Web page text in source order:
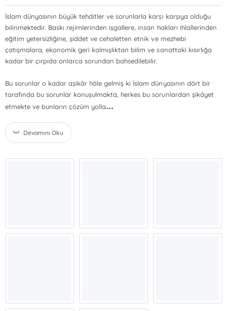
İslam dünyasının büyük tehditler ve sorunlarla karşı karşıya olduğu
bilinmektedir. Baskı rejimlerinden işgallere, insan hakları ihlallerinden
eğitim yetersizliğine, şiddet ve cehaletten etnik ve mezhebi
çatışmalara, ekonomik geri kalmışlıktan bilim ve sanattaki kısırlığa
kadar bir çırpıda onlarca sorundan bahsedilebilir.
Bu sorunlar o kadar aşikâr hâle gelmiş ki İslam dünyasının dört bir
tarafında bu sorunlar konuşulmakta, herkes bu sorunlardan şikâyet
etmekte ve bunların çözüm yolla...
Devamını Oku